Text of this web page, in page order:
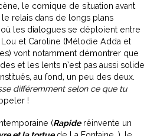
le comique de situation avant
relais dans de longs plans
les dialogues se déploient entre
et Caroline (Mélodie Adda et
vont notamment démontrer que
et les lents n’est pas aussi solide
au fond, un peu des deux.
différemment selon ce que tu
!
(Rapideréinvente un